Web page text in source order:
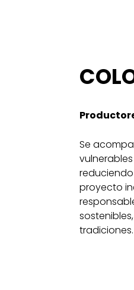
Se
proyecto
tradiciones.